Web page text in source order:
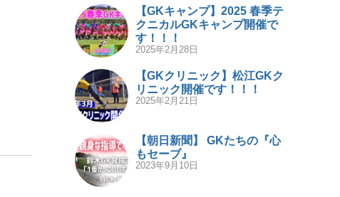
【GKキャンプ】2025 春季テ
クニカルGKキャンプ開催で
す！！！
2025年2月28日
【GKクリニック】松江GKク
リニック開催です！！！
2025年2月21日
【朝日新聞】 GKたちの『心
もセーブ』
2023年9月10日